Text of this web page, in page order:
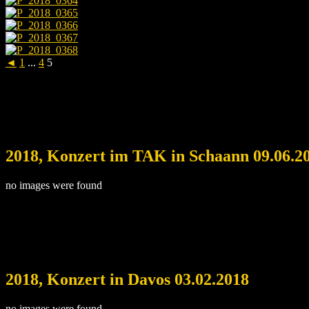
◄ 1 ... 4 5
2018, Konzert im TAK in Schaann
no images were found
2018, Konzert in Davos 03.02.2018